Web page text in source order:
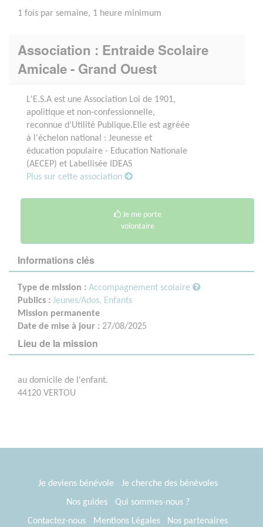
1 fois par semaine, 1 heure minimum
Association : Entraide Scolaire
Amicale - Grand Ouest
L'E.S.A est une Association Loi de 1901,
apolitique et non-confessionnelle,
reconnue d’Utilité Publique.Elle est agréée
à l'échelon national : Jeunesse et
éducation populaire - Education Nationale
(AECEP) et Labellisée IDEAS
Plus sur cette association
Je me porte
volontaire
Informations clés
Type de mission : Accompagnement scolaire
Publics : Jeunes/Ados, Enfants
Mission permanente
Date de mise à jour : 27/08/2025
Lieu de la mission
au domicile de l'enfant.
44120 VERTOU
Je deviens bénévole
Je cherche des bénévoles
Nos guides
Qui sommes-nous ?
Contactez-nous
Mentions Légales Nos partenaires